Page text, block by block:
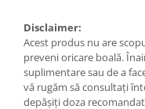
Disclaimer:
Acest produs nu are
preveni oricare boală.
suplimentare sau de a
vă rugăm să consultați
depășiți doza